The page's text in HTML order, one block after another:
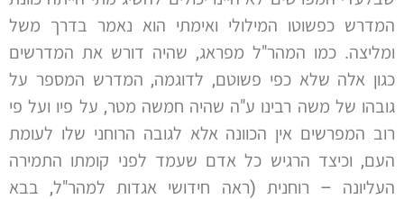
המדרש כפשוטו המילולי ואימתי הוא נאמר בדרך משל
ומליצה. כמו המהר"ל מפראג, שהיה דורש את המדרשים
כגון אלה שלא כפי פשוטם, לדוגמה, המדרש המספר על
גובהו של משה רבינו ע"ה שהיה חמשה מטר, על פיו ועל פי
רוב המפרשים אין הכוונה אלא לגובה הרוחני שלו לעומת
העם, וכיצד הרגיש כל אדם שעמד לפני קומתו התמירה
העליונה – רוחנית (ראה חידושי אגדות למהר"ל, בבא